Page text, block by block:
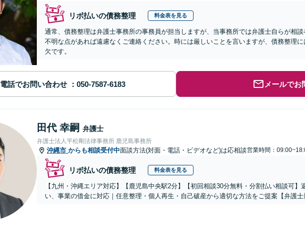
リボ払いの債務整理 料金表を見る
通常、債務整理は弁護士事務所の事務員が担当しますが、当事務所では弁護士自らが相
不明な点があれば遠慮なくご連絡ください。時には厳しいことを言いますが、債務整理
欠です。
電話でお問い合わせ メールでお
田代 幸嗣 弁護士
弁護士法人平松剛法律事務所 鹿児島事務所
沖縄市 からも相談受付中面談方法(対面・電話・ビデオなど)は応相談営業時間：
リボ払いの債務整理 料金表を見る
【九州・沖縄エリア対応】【鹿児島中央駅2分】【初回相談30分無料・分割払い相談可】
い、事業の借金に対応｜任意整理・個人再生・自己破産から適切な方法をご提案【弁護士